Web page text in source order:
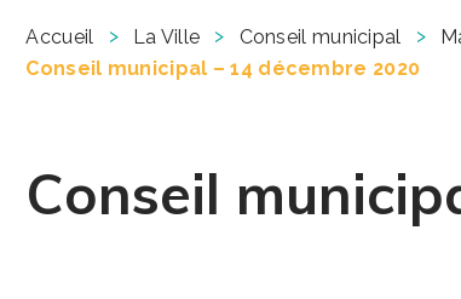
Accueil > La Ville > Conseil municipal >
Conseil municipal – 14 décembre 2020
Conseil